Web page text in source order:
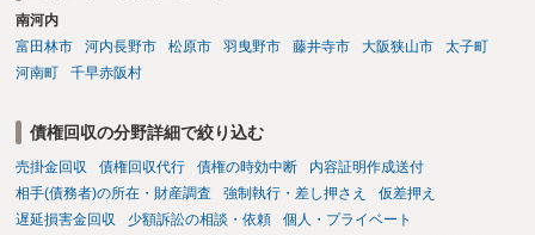
南河内
富田林市
河内長野市 松原市 羽曳野市 藤井寺市 大阪狭山市
太子町
河南町
千早赤阪村
債権回収の分野詳細で絞り込む
売掛金回収 債権回収代行 債権の時効中断
内容証明作成送付
相手(債務者)の所在・財産調査
強制執行・差し押さえ
仮差押え
遅延損害金回収
少額訴訟の相談・依頼
個人・プライベート